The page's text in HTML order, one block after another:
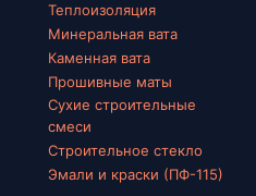
Теплоизоляция
Минеральная вата
Каменная вата
Прошивные маты
Сухие строительные
смеси
Строительное стекло
Эмали и краски (ПФ-115)